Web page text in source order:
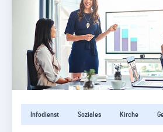
Infodienst Soziales Kirche